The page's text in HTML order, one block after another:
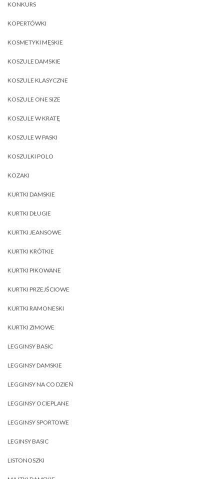
KONKURS
KOPERTÓWKI
KOSMETYKI MĘSKIE
KOSZULE DAMSKIE
KOSZULE KLASYCZNE
KOSZULE ONE SIZE
KOSZULE W KRATĘ
KOSZULE W PASKI
KOSZULKI POLO
KOZAKI
KURTKI DAMSKIE
KURTKI DŁUGIE
KURTKI JEANSOWE
KURTKI KRÓTKIE
KURTKI PIKOWANE
KURTKI PRZEJŚCIOWE
KURTKI RAMONESKI
KURTKI ZIMOWE
LEGGINSY BASIC
LEGGINSY DAMSKIE
LEGGINSY NA CO DZIEŃ
LEGGINSY OCIEPLANE
LEGGINSY SPORTOWE
LEGINSY BASIC
LISTONOSZKI